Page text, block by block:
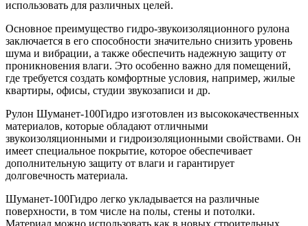
использовать для различных целей.
Основное преимущество гидро-звукоизоляционного рулона
заключается в его способности значительно снизить уровень
шума и вибрации, а также обеспечить надежную защиту от
проникновения влаги. Это особенно важно для помещений,
где требуется создать комфортные условия, например, жилые
квартиры, офисы, студии звукозаписи и др.
Рулон Шуманет-100Гидро изготовлен из высококачественных
материалов, которые обладают отличными
звукоизоляционными и гидроизоляционными свойствами. Он
имеет специальное покрытие, которое обеспечивает
дополнительную защиту от влаги и гарантирует
долговечность материала.
Шуманет-100Гидро легко укладывается на различные
поверхности, в том числе на полы, стены и потолки.
Материал можно использовать как в новых строительных